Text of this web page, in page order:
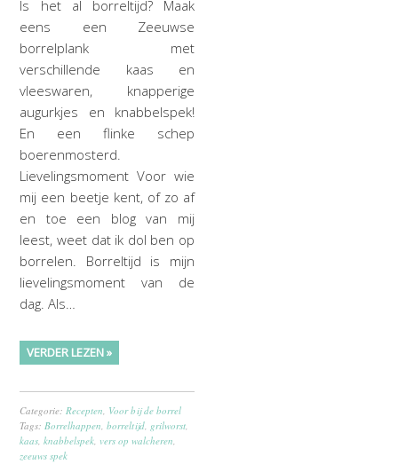
Is het al borreltijd? Maak
eens een Zeeuwse
borrelplank met
verschillende kaas en
vleeswaren, knapperige
augurkjes en knabbelspek!
En een flinke schep
boerenmosterd.
Lievelingsmoment Voor wie
mij een beetje kent, of zo af
en toe een blog van mij
leest, weet dat ik dol ben op
borrelen. Borreltijd is mijn
lievelingsmoment van de
dag. Als…
VERDER LEZEN »
Categorie:Recepten, Voor bij de borrel
Tags:Borrelhappen,borreltijd, grilworst,
kaas,knabbelspek, vers op walcheren,
zeeuws spek